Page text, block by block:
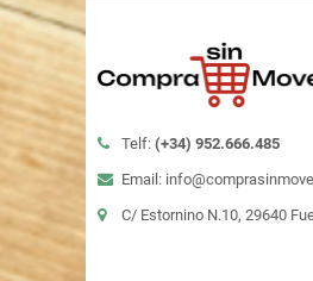
Telf: (+34) 952.666.485
Email:
C/ Estornino N.10, 29640